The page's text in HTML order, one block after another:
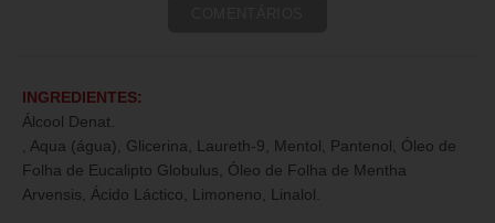
INGREDIENTES:
Álcool Denat.
, Aqua (água), Glicerina, Laureth-9, Mentol, Pantenol, Óleo de
Folha de Eucalipto Globulus, Óleo de Folha de Mentha
Arvensis, Ácido Láctico, Limoneno, Linalol.